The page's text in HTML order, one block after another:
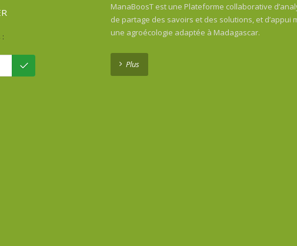
ManaBoosT est une Plateforme collaborative
de partage des savoirs et des solutions, et d’appui
une agroécologie adaptée à Madagascar.
Plus